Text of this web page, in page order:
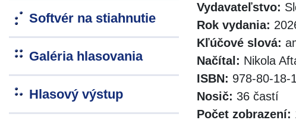
Softvér na stiahnutie
Galéria hlasovania
Hlasový výstup
Vydavateľstvo:
Rok vydania:
Kľúčové slová:
Načítal: Nikola
ISBN: 978-80-18-
Nosič: 36 častí
Počet zobrazení: